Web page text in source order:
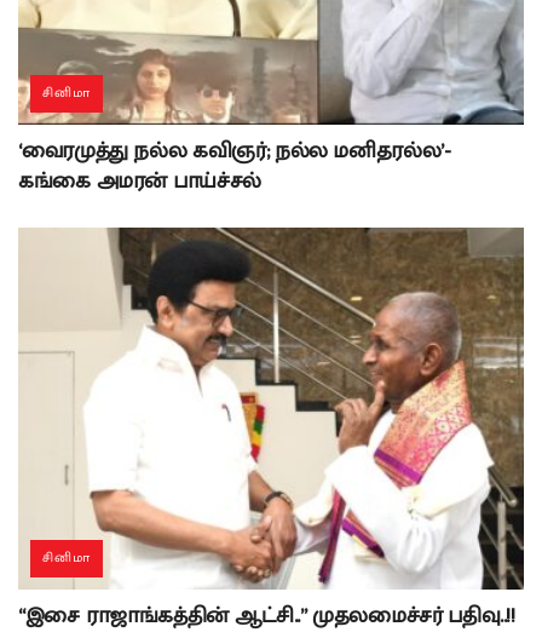
சினிமா
‘வைரமுத்து நல்ல கவிஞர்; நல்ல மனிதரல்ல’-
கங்கை அமரன் பாய்ச்சல்
சினிமா
“இசை ராஜாங்கத்தின் ஆட்சி..” முதலமைச்சர் பதிவு..!!